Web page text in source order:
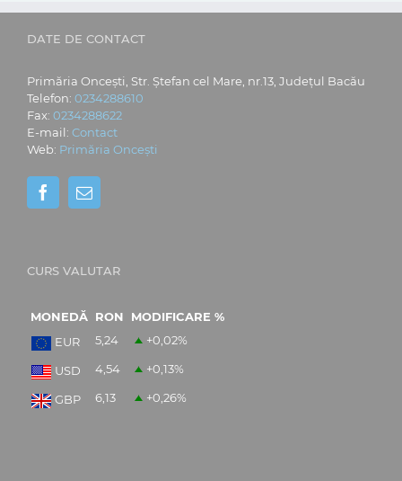
DATE DE CONTACT
Primăria Oncești, Str. Ștefan cel Mare, nr.13, Județul Bacău
Telefon: 0234288610
Fax: 0234288622
E-mail: Contact
Web: Primăria Oncești
CURS VALUTAR
MONEDĂ RON
MODIFICARE %
EUR
5,24 +0,02%
USD 4,54 +0,13%
GBP 6,13 +0,26%